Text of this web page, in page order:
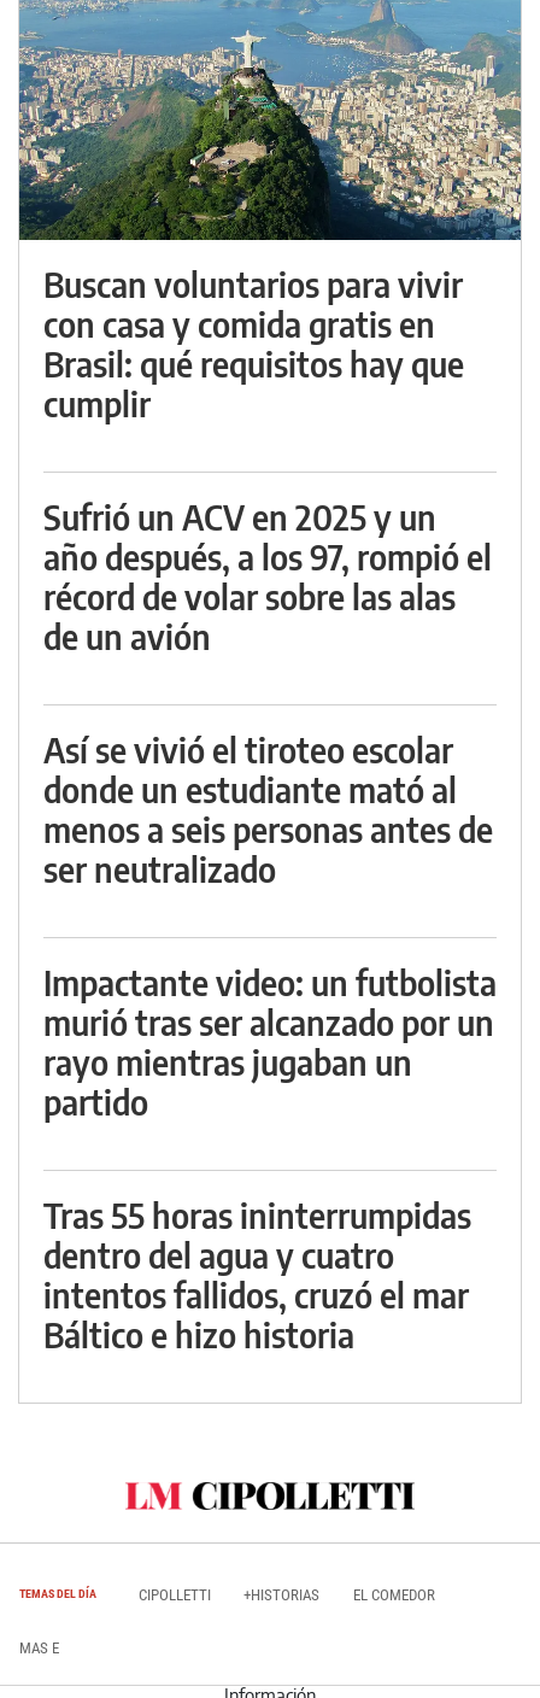
Buscan voluntarios para vivir
con casa y comida gratis en
Brasil: qué requisitos hay que
cumplir
Sufrió un ACV en 2025 y un
año después, a los 97, rompió el
récord de volar sobre las alas
de un avión
Así se vivió el tiroteo escolar
donde un estudiante mató al
menos a seis personas antes de
ser neutralizado
Impactante video: un futbolista
murió tras ser alcanzado por un
rayo mientras jugaban un
partido
Tras 55 horas ininterrumpidas
dentro del agua y cuatro
intentos fallidos, cruzó el mar
Báltico e hizo historia
TEMAS DEL DÍA CIPOLLETTI +HISTORIAS EL COMEDOR
MAS E